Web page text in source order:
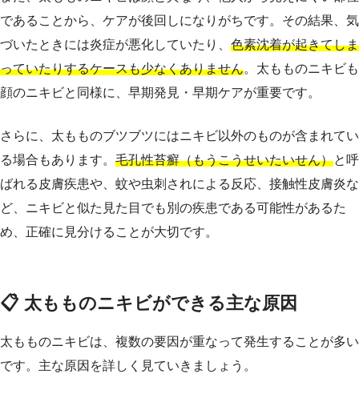
であることから、ケアが後回しになりがちです。その結果、気
づいたときには炎症が悪化していたり、 色素沈着が起きてしま
っていたりするケースも少なくありません。太もものニキビも
顔のニキビと同様に、早期発見・早期ケアが重要です。
さらに、太もものブツブツにはニキビ以外のものが含まれてい
る場合もあります。 毛孔性苔癬（もうこうせいたいせん）と呼
ばれる皮膚疾患や、蚊や虫刺されによる反応、接触性皮膚炎な
ど、ニキビと似た見た目でも別の疾患である可能性があるた
め、正確に見分けることが大切です。
📋 太もものニキビができる主な原因
太もものニキビは、複数の要因が重なって発生することが多い
です。主な原因を詳しく見ていきましょう。